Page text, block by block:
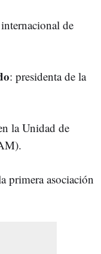
de
: presidenta de la
la Unidad de
primera asociación